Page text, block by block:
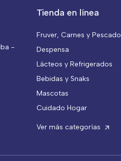
-
Tienda en línea
Fruver, Carnes y Pescado
Despensa
Lácteos y Refrigerados
Bebidas y Snaks
Mascotas
Cuidado Hogar
Ver más categorías